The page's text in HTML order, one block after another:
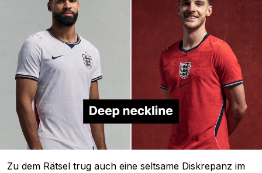
Zu dem Rätsel trug auch eine seltsame Diskrepanz im